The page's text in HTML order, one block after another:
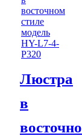
Люстра
в